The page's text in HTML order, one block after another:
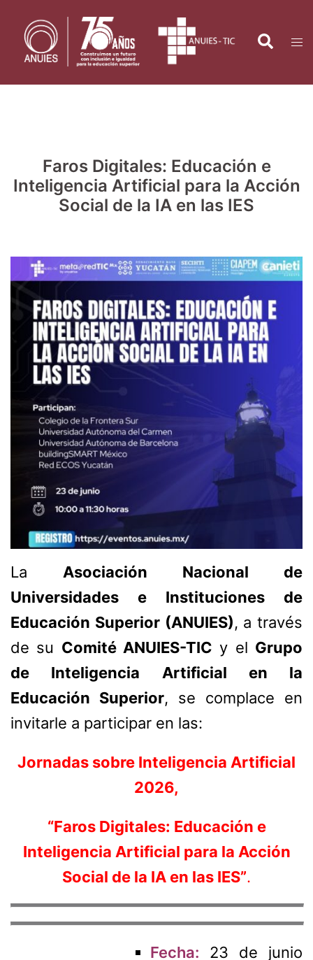
contenido
Search
Faros Digitales: Educación e
Inteligencia Artificial para la Acción
Social de la IA en las IES
La Asociación Nacional de
Universidades e Instituciones de
Educación Superior (ANUIES), a través
de su Comité ANUIES-TIC y el Grupo
de Inteligencia Artificial en la
Educación Superior, se complace en
invitarle a participar en las:
Jornadas sobre Inteligencia Artificial
2026,
“Faros Digitales: Educación e
Inteligencia Artificial para la Acción
Social de la IA en las IES”.
Fecha: 23 de junio